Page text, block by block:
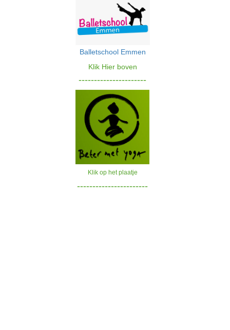
Balletschool Emmen
Klik Hier boven
----------------------
Klik op het plaatje
-----------------------